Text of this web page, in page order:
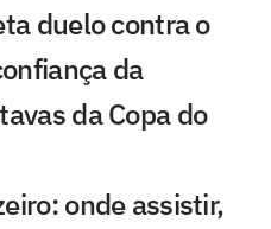
duelo contra o
da
da Copa do
onde assistir,